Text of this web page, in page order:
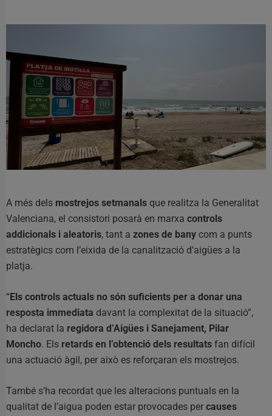
A més dels mostrejos setmanals que realitza la Generalitat
Valenciana, el consistori posarà en marxa controls
addicionals i aleatoris, tant a zones de bany com a punts
estratègics com l’eixida de la canalització d’aigües a la
platja.
“ Els controls actuals no són suficients per a donar una
resposta immediata davant la complexitat de la situació”,
ha declarat la regidora d’Aigües i Sanejament, Pilar
Moncho. Els retards en l’obtenció dels resultats fan difícil
una actuació àgil, per això es reforçaran els mostrejos.
També s’ha recordat que les alteracions puntuals en la
qualitat de l’aigua poden estar provocades per causes